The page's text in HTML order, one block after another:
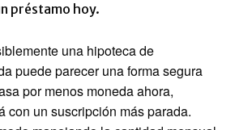
préstamo hoy.
una hipoteca de
puede parecer una forma segura
por menos moneda ahora,
con un suscripción más parada.